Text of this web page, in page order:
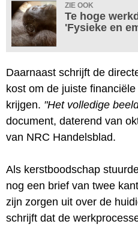
ZIE OOK
Te hoge
'Fysieke en
Daarnaast schrijft de
kost om de juiste
krijgen. "Het volledige
document, daterend van
van NRC Handelsblad.
Als kerstboodschap
nog een brief van twee
zijn zorgen uit over de
schrijft dat de